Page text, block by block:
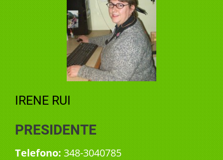
IRENE RUI
PRESIDENTE
Telefono: 348-3040785